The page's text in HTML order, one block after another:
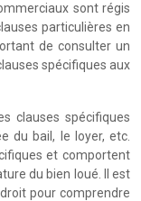
sont régis
particulières en
de consulter un
spécifiques aux
clauses spécifiques
du bail, le loyer, etc.
et comportent
du bien loué. Il est
pour comprendre